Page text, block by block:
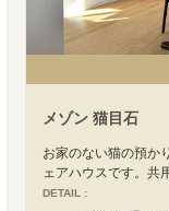
メゾン 猫目石
お家のない猫の預か
ェアハウスです。共
DETAIL :